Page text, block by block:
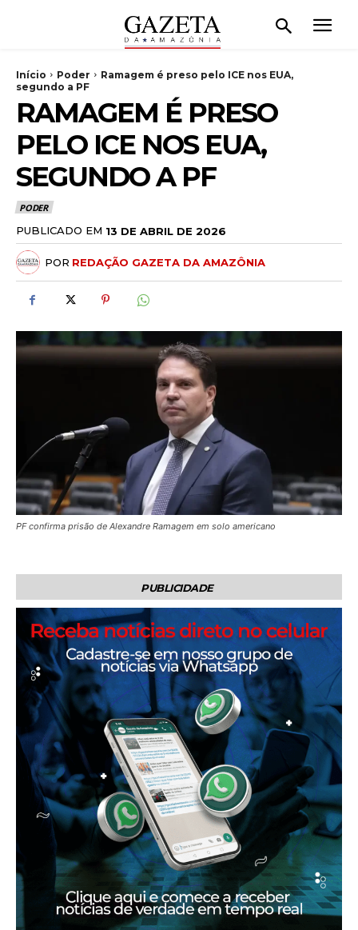
Início Poder
Ramagem é preso pelo ICE nos EUA,
segundo a PF
RAMAGEM É PRESO
PELO ICE NOS EUA,
SEGUNDO A PF
PODER
PUBLICADO EM 13 DE ABRIL DE 2026
POR REDAÇÃO GAZETA DA AMAZÔNIA
PF confirma prisão de Alexandre Ramagem em solo americano
PUBLICIDADE